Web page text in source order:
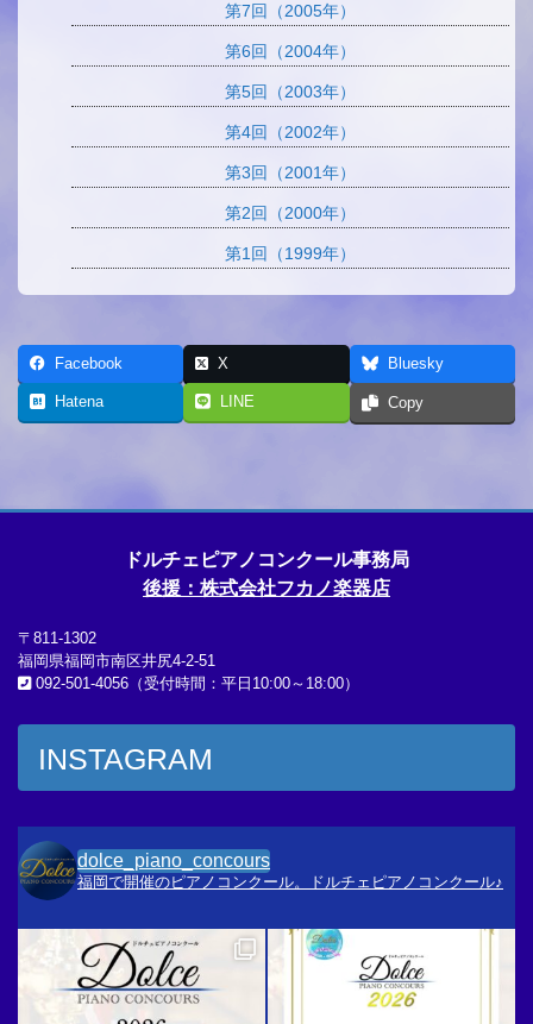
第7回（2005年）
第6回（2004年）
第5回（2003年）
第4回（2002年）
第3回（2001年）
第2回（2000年）
第1回（1999年）
Facebook X Bluesky
Hatena LINE Copy
ドルチェピアノコンクール事務局
後援：株式会社フカノ楽器店
〒811-1302
福岡県福岡市南区井尻4-2-51
092-501-4056（受付時間：平日10:00～18:00）
INSTAGRAM
dolce_piano_concours
福岡で開催のピアノコンクール。ドルチェピアノコンクール♪